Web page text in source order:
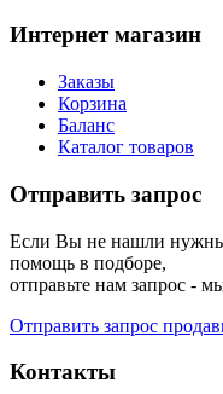
Интернет магазин
Заказы
Корзина
Баланс
Каталог товаров
Отправить запрос
Если Вы не нашли
помощь в подборе,
отправьте нам запрос -
Отправить запрос
Контакты